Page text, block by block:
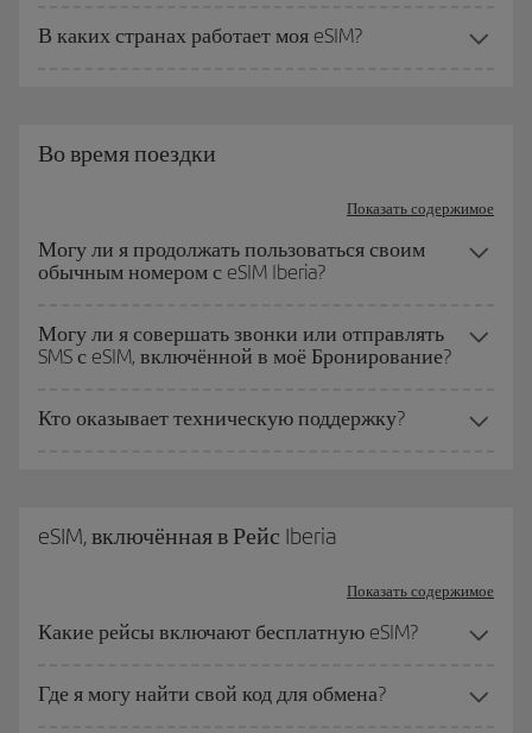
В каких странах работает моя eSIM?
Во время поездки
Показать содержимое
Могу ли я продолжать пользоваться своим
обычным номером с eSIM Iberia?
Могу ли я совершать звонки или отправлять
SMS с eSIM, включённой в моё Бронирование?
Кто оказывает техническую поддержку?
eSIM, включённая в Рейс Iberia
Показать содержимое
Какие рейсы включают бесплатную eSIM?
Где я могу найти свой код для обмена?